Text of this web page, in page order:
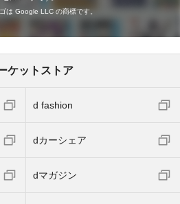
は Google LLC の商標です。
ケットストア
d fashion
dカーシェア
dマガジン